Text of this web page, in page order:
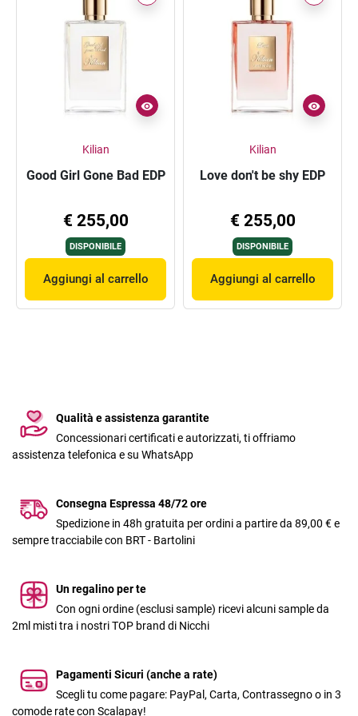
Kilian
Good Girl Gone Bad EDP
€ 255,00
DISPONIBILE
Aggiungi al carrello
Kilian
Love don't be shy EDP
€ 255,00
DISPONIBILE
Aggiungi al carrello
Qualità e assistenza garantite
Concessionari certificati e autorizzati, ti offriamo
assistenza telefonica e su WhatsApp
Consegna Espressa 48/72 ore
Spedizione in 48h gratuita per ordini a partire da 89,00 € e
sempre tracciabile con BRT - Bartolini
Un regalino per te
Con ogni ordine (esclusi sample) ricevi alcuni sample da
2ml misti tra i nostri TOP brand di Nicchi
Pagamenti Sicuri (anche a rate)
Scegli tu come pagare: PayPal, Carta, Contrassegno o in 3
comode rate con Scalapay!